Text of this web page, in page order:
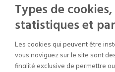
Types de
statistiques et
Les cookies qui peuvent être
vous naviguez sur le site sont
finalité exclusive de permettre